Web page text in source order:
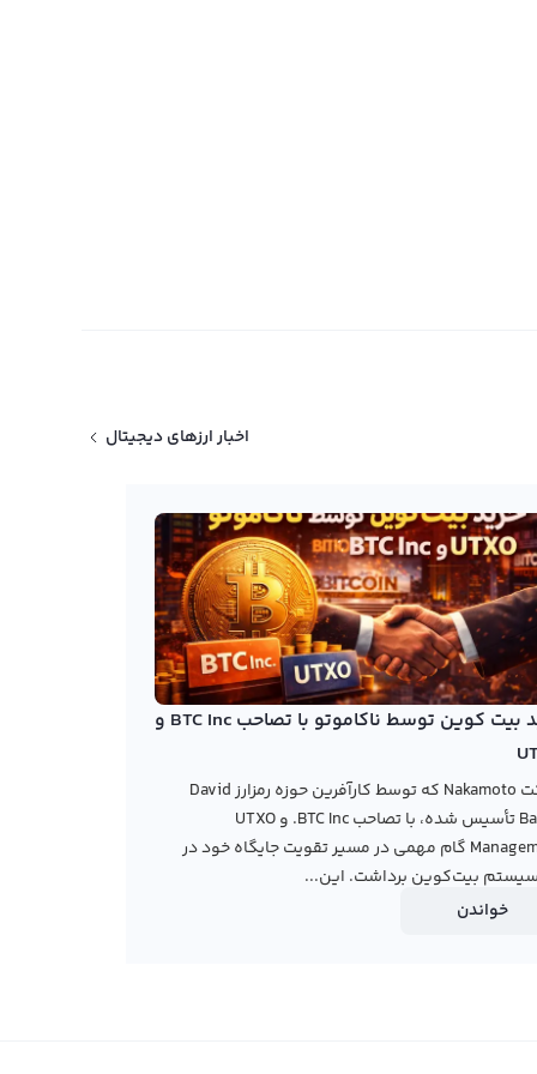
اخبار ارزهای دیجیتال
خرید بیت کوین توسط ناکاموتو با تصاحب BTC Inc و
شرکت Nakamoto که توسط کارآفرین حوزه رمزارز David
Bailey تأسیس شده، با تصاحب BTC Inc. و UTXO
Management گام مهمی در مسیر تقویت جایگاه خود در
بیت‌کوین برداشت. این...
خواندن